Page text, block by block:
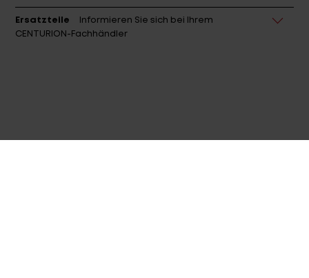
Ersatzteile
Informieren Sie sich bei Ihrem
CENTURION-Fachhändler